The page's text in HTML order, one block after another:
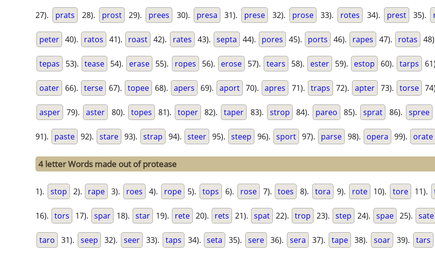
27). prats 28). prost 29). prees 30). presa 31). prese 32). prose 33). rotes 34). prest 35).
peter 40). ratos 41). roast 42). rates 43). septa 44). pores 45). ports 46). rapes 47). rotas
tepas 53). tease 54). erase 55). ropes 56). erose 57). tears 58). ester 59). estop 60). tarps
oater 66). terse 67). topee 68). apers 69). aport 70). apres 71). traps 72). apter 73). torse
asper 79). aster 80). topes 81). toper 82). taper 83). strop 84). pareo 85). sprat 86). spree
91). paste 92). stare 93). strap 94). steer 95). steep 96). sport 97). parse 98). opera 99). orate
4 letter Words made out of protease
1). stop 2). rape 3). roes 4). rope 5). tops 6). rose 7). toes 8). tora 9). rote 10). tore 11).
16). tors 17). spar 18). star 19). rete 20). rets 21). spat 22). trop 23). step 24). spae 25). sate
taro 31). seep 32). seer 33). taps 34). seta 35). sere 36). sera 37). tape 38). soar 39). tars